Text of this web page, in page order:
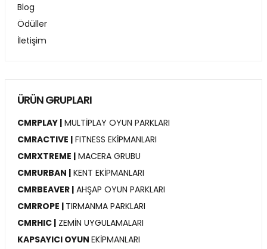
Blog
Ödüller
İletişim
ÜRÜN GRUPLARI
CMRPLAY | MULTİPLAY OYUN PARKLARI
CMRACTIVE | FITNESS EKİPMANLARI
CMRXTREME | MACERA GRUBU
CMRURBAN | KENT EKİPMANLARI
CMRBEAVER | AHŞAP OYUN PARKLARI
CMRROPE | TIRMANMA PARKLARI
CMRHIC | ZEMİN UYGULAMALARI
KAPSAYICI OYUN EKİPMANLARI